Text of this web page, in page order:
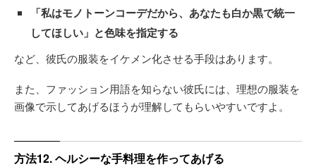
「私はモノトーンコーデだから、あなたも白か黒で統一
してほしい」と色味を指定する
など、彼氏の服装をイケメン化させる手段はあります。
また、ファッション用語を知らない彼氏には、理想の服装を
画像で示してあげるほうが理解してもらいやすいですよ。
方法12. ヘルシーな手料理を作ってあげる